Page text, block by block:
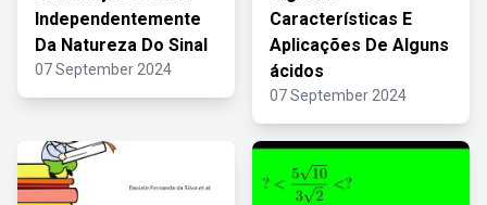
Independentemente
Da Natureza Do Sinal
07 September 2024
Características E
Aplicações De Alguns
ácidos
07 September 2024